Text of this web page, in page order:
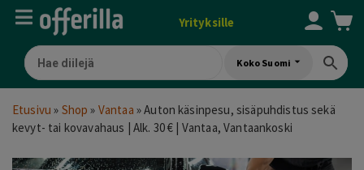
Yrityksille
Koko Suomi
Etusivu » Shop » Vantaa »Auton käsinpesu, sisäpuhdistus sekä
kevyt- tai kovavahaus | Alk. 30 € | Vantaa, Vantaankoski